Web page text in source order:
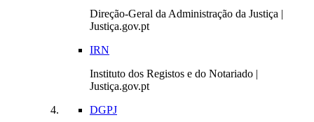
Direção-Geral da Administração da Justiça |
Justiça.gov.pt
IRN
Instituto dos Registos e do Notariado |
Justiça.gov.pt
DGPJ